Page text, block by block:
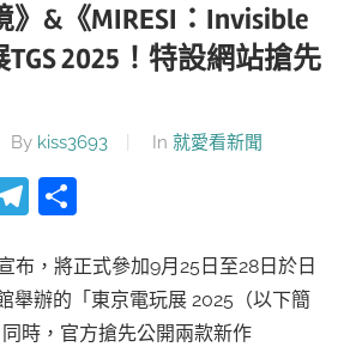
》&《MIRESI：Invisible
2025！特設網站搶先
By kiss3693 In 就愛看新聞
Telegram
布，將正式參加9月25日至28日於日
舉辦的「東京電玩展 2025（以下簡
時，官方搶先公開兩款新作